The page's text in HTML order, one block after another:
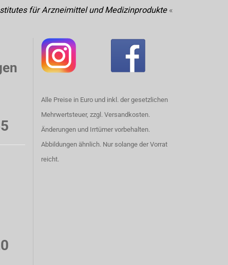
für Arzneimittel und Medizinprodukte«
Alle Preise in Euro und inkl. der gesetzlichen
Mehrwertsteuer, zzgl. Versandkosten.
Änderungen und Irrtümer vorbehalten.
Abbildungen ähnlich. Nur solange der Vorrat
reicht.